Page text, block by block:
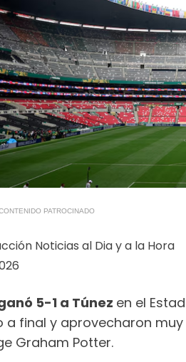
PATROCINADO
Noticias al Dia y a la Hora
5-1 a Túnez en el
a final y aprovecharon
Graham Potter.